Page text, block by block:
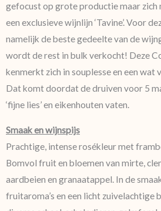
gefocust op grote productie maar
een exclusieve wijnlijn ‘Tavine’. Voor
namelijk de beste gedeelte van de
wordt de rest in bulk verkocht! Deze
kenmerkt zich in souplesse en een wat
Dat komt doordat de druiven voor 5
‘fijne lies’ en eikenhouten vaten.
Smaak en wijnspijs
Prachtige, intense rosékleur met
Bomvol fruit en bloemen van mirte,
aardbeien en granaatappel. In de
fruitaroma’s en een licht zuivelachtige